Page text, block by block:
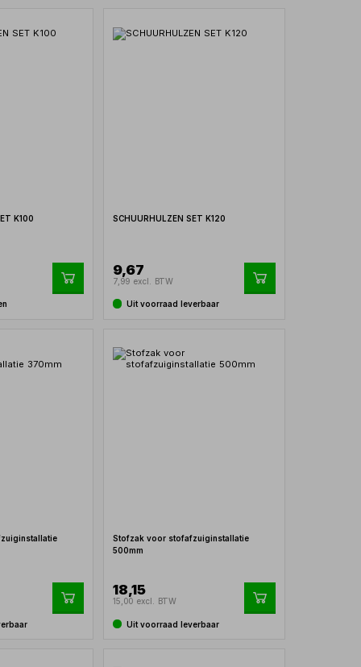
K100 SCHUURHULZEN SET K120
9,67
7,99 excl. BTW
Uit voorraad leverbaar
Stofzak voor stofafzuiginstallatie
500mm
18,15
15,00 excl. BTW
Uit voorraad leverbaar